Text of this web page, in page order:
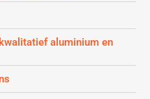
aluminium en